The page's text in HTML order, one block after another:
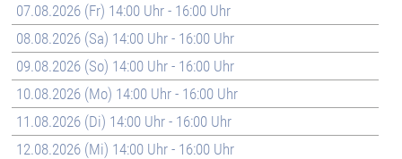
07.08.2026 (Fr) 14:00 Uhr - 16:00 Uhr
08.08.2026 (Sa) 14:00 Uhr - 16:00 Uhr
09.08.2026 (So) 14:00 Uhr - 16:00 Uhr
10.08.2026 (Mo) 14:00 Uhr - 16:00 Uhr
11.08.2026 (Di) 14:00 Uhr - 16:00 Uhr
12.08.2026 (Mi) 14:00 Uhr - 16:00 Uhr